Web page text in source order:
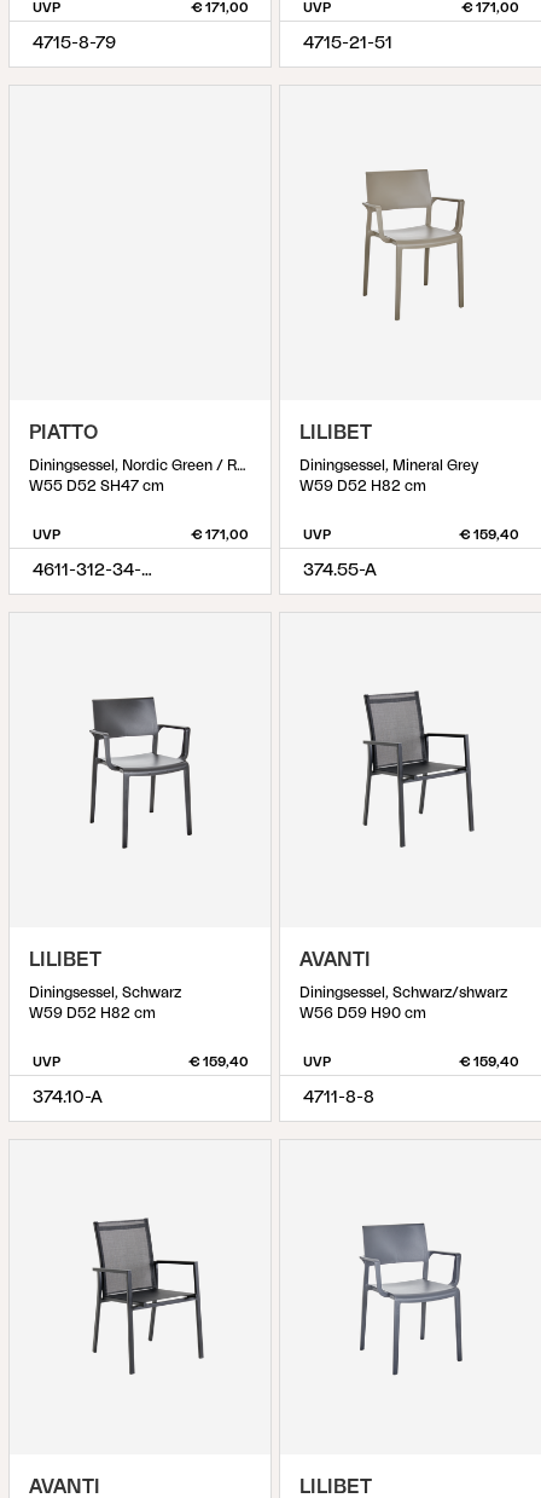
UVP € 171,00
4715-8-79
UVP € 171,00
4715-21-51
PIATTO
Diningsessel, Nordic Green / Raw Avocado
W55 D52 SH47 cm
UVP € 171,00
4611-312-34-320
LILIBET
Diningsessel, Mineral Grey
W59 D52 H82 cm
UVP € 159,40
374.55-A
LILIBET
Diningsessel, Schwarz
W59 D52 H82 cm
UVP € 159,40
374.10-A
AVANTI
Diningsessel, Schwarz/shwarz
W56 D59 H90 cm
UVP € 159,40
4711-8-8
AVANTI LILIBET